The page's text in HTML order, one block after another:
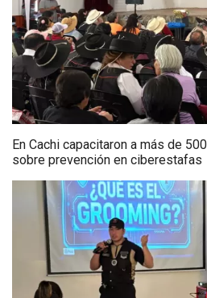
En Cachi capacitaron a más de
sobre prevención en ciberestafas